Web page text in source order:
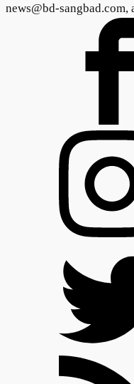
news@bd-sangbad.com,